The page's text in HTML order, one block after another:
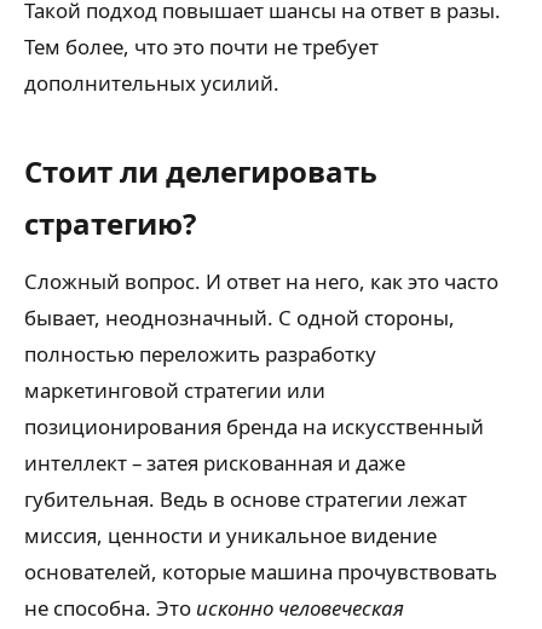
Такой подход повышает шансы на ответ в разы.
Тем более, что это почти не требует
дополнительных усилий.
Стоит ли делегировать
стратегию?
Сложный вопрос. И ответ на него, как это часто
бывает, неоднозначный. С одной стороны,
полностью переложить разработку
маркетинговой стратегии или
позиционирования бренда на искусственный
интеллект – затея рискованная и даже
губительная. Ведь в основе стратегии лежат
миссия, ценности и уникальное видение
основателей, которые машина прочувствовать
не способна. Это исконно человеческая